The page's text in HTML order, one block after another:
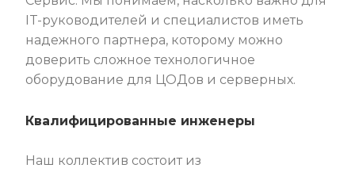
IT-руководителей и специалистов иметь
надежного партнера, которому можно
доверить сложное технологичное
оборудование для ЦОДов и серверных.
Квалифицированные инженеры
Наш коллектив состоит из